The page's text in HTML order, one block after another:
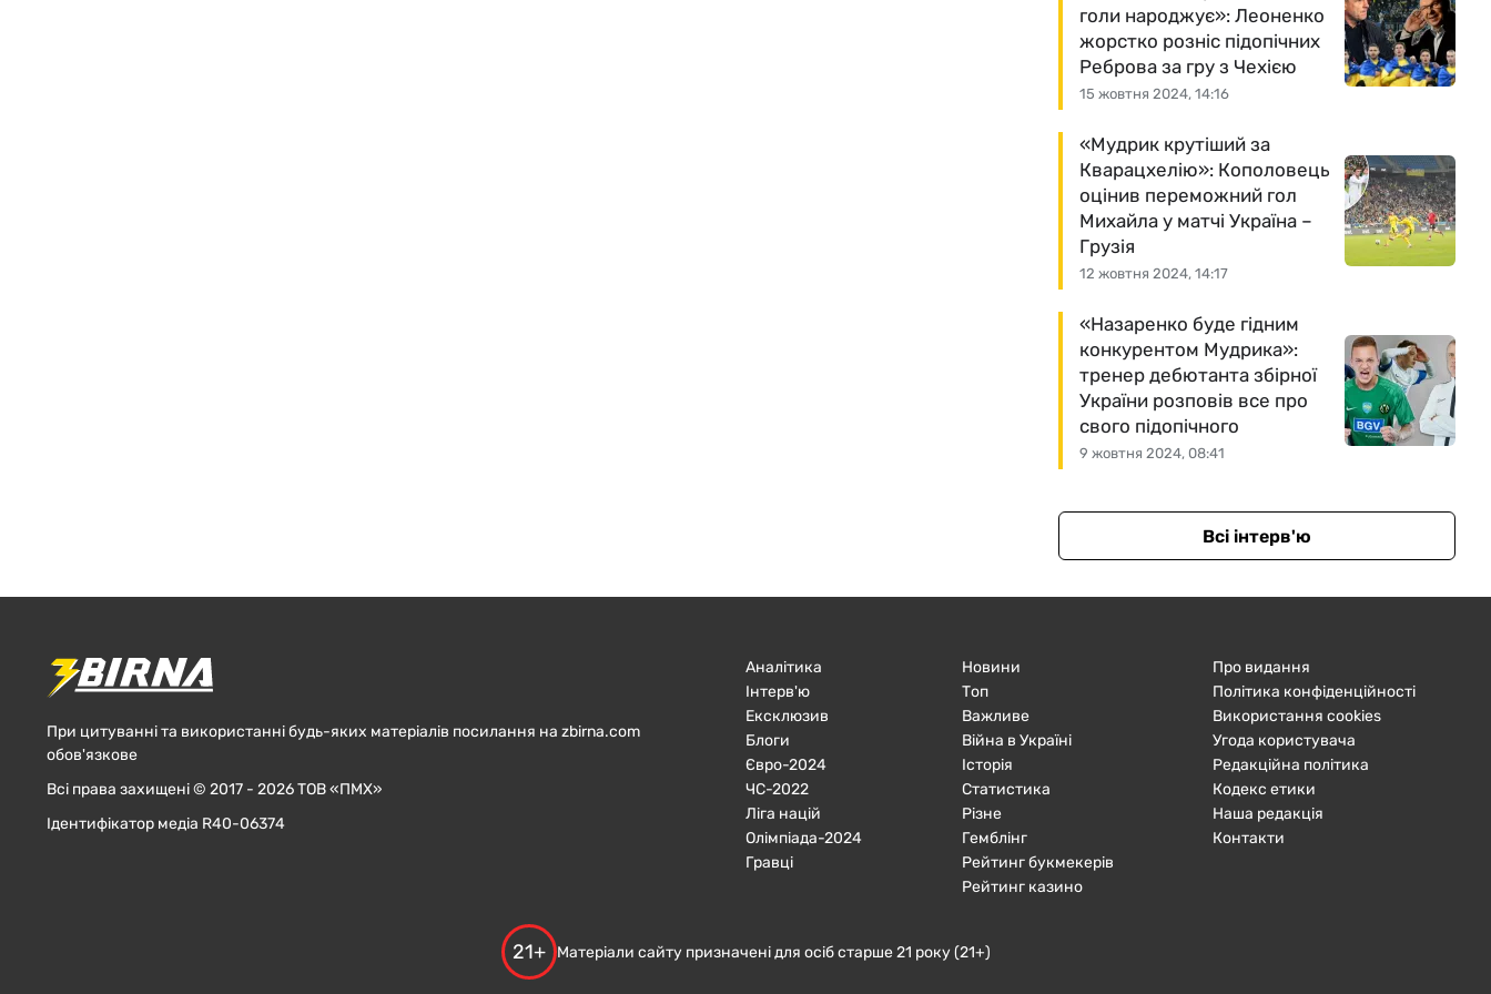
15 жовтня 2024, 14:16
голи народжує»: Леоненко
жорстко розніс підопічних
Реброва за гру з Чехією
12 жовтня 2024, 14:17
«Мудрик крутіший за
Кварацхелію»: Кополовець
оцінив переможний гол
Михайла у матчі Україна –
Грузія
9 жовтня 2024, 08:41
«Назаренко буде гідним
конкурентом Мудрика»:
тренер дебютанта збірної
України розповів все про
свого підопічного
Всі інтерв'ю
При цитуванні та використанні будь-яких матеріалів посилання на zbirna.com
обов'язкове
Всі права захищені © 2017 - 2026 ТОВ «ПМХ»
Ідентифікатор медіа R40-06374
Аналітика
Інтерв'ю
Ексклюзив
Блоги
Євро-2024
ЧC-2022
Ліга націй
Олімпіада-2024
Гравці
Новини
Топ
Важливе
Війна в Україні
Історія
Статистика
Різне
Гемблінг
Рейтинг букмекерів
Рейтинг казино
Про видання
Політика конфіденційності
Використання cookies
Угода користувача
Редакційна політика
Кодекс етики
Наша редакція
Контакти
21+ Матеріали сайту призначені для осіб старше 21 року (21+)